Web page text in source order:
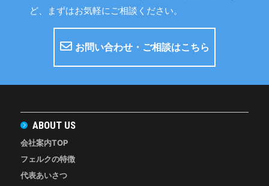
ど、まずはお気軽にご相談ください。
お問い合わせ・ご相談はこちら
ABOUT US
会社案内TOP
フェルクの特徴
代表あいさつ